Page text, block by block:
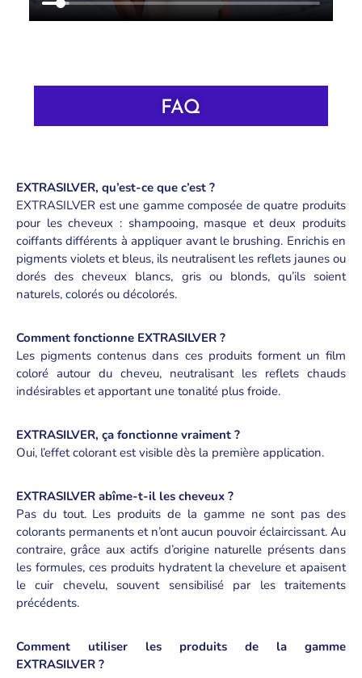
FAQ
EXTRASILVER, qu’est-ce que c’est ?
EXTRASILVER est une gamme composée de quatre produits
pour les cheveux : shampooing, masque et deux produits
coiffants différents à appliquer avant le brushing. Enrichis en
pigments violets et bleus, ils neutralisent les reflets jaunes ou
dorés des cheveux blancs, gris ou blonds, qu’ils soient
naturels, colorés ou décolorés.
Comment fonctionne EXTRASILVER ?
Les pigments contenus dans ces produits forment un film
coloré autour du cheveu, neutralisant les reflets chauds
indésirables et apportant une tonalité plus froide.
EXTRASILVER, ça fonctionne vraiment ?
Oui, l’effet colorant est visible dès la première application.
EXTRASILVER abîme-t-il les cheveux ?
Pas du tout. Les produits de la gamme ne sont pas des
colorants permanents et n’ont aucun pouvoir éclaircissant. Au
contraire, grâce aux actifs d’origine naturelle présents dans
les formules, ces produits hydratent la chevelure et apaisent
le cuir chevelu, souvent sensibilisé par les traitements
précédents.
Comment utiliser les produits de la gamme
EXTRASILVER ?